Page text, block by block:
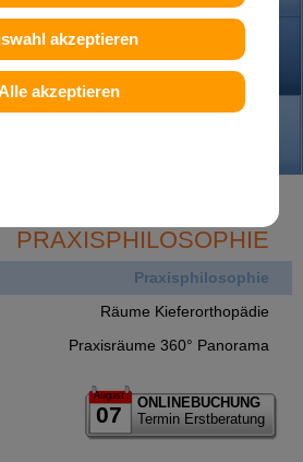
akzeptieren
akzeptieren
PRAXISPHILOSOPHIE
Praxisphilosophie
Räume Kieferorthopädie
Praxisräume 360° Panorama
August
07
ONLINEBUCHUNG
Termin Erstberatung